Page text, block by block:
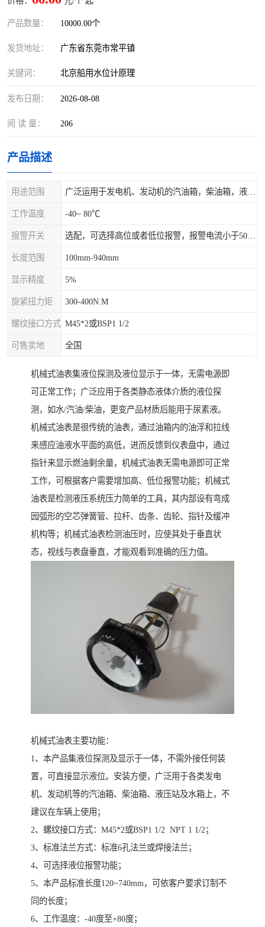
产品数量： 10000.00个
发货地址： 广东省东莞市常平镇
关键词： 北京船用水位计原理
发布日期： 2026-08-08
阅 读 量： 206
产品描述
用途范围
工作温度 -40~ 80℃
报警开关
长度范围 100mm-940mm
显示精度 5%
旋紧扭力矩 300-400N.M
螺纹接口方式 M45*2或BSP1 1/2
可售卖地 全国
机械式油表集液位探测及液位显示于一体，无需电源即
可正常工作；广泛应用于各类静态液体介质的液位探
测，如水/汽油/柴油，更变产品材质后能用于尿素液。
机械式油表是很传统的油表，通过油箱内的油浮和拉线
来感应油液水平面的高低，进而反馈到仪表盘中，通过
指针来显示燃油剩余量，机械式油表无需电源即可正常
工作，可根据客户需要增加高、低位报警功能；机械式
油表是检测液压系统压力简单的工具，其内部设有弯成
园弧形的空芯弹簧管、拉杆、齿条、齿轮、指针及缓冲
机构等；机械式油表检测油压时，应使其处于垂直状
态，视线与表盘垂直，才能观看到准确的压力值。
机械式油表主要功能：
1、本产品集液位探测及显示于一体，不需外接任何装
置，可直接显示液位。安装方便，广泛用于各类发电
机、发动机等的汽油箱、柴油箱、液压站及水箱上，不
建议在车辆上使用；
2、螺纹接口方式：M45*2或BSP1 1/2 NPT 1 1/2；
3、标准法兰方式：标准6孔法兰或焊接法兰；
4、可选择液位报警功能；
5、本产品标准长度120~740mm，可依客户要求订制不
同的长度；
6、工作温度：-40度至+80度；